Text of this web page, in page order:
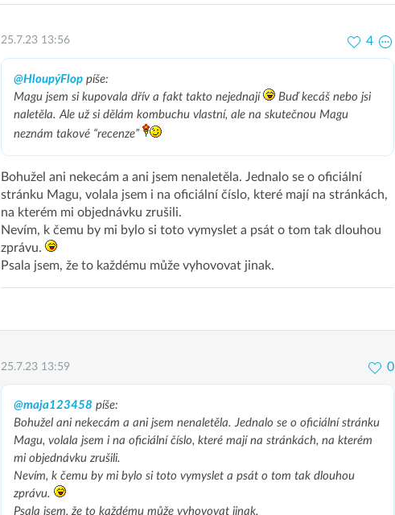
25.7.23 13:56 4
@HloupýFlop píše:
Magu jsem si kupovala dřív a fakt takto nejednají
Buď kecáš nebo jsi
naletěla. Ale už si dělám kombuchu vlastní, ale na skutečnou Magu
neznám takové “recenze”
Bohužel ani nekecám a ani jsem nenaletěla. Jednalo se o oficiální
stránku Magu, volala jsem i na oficiální číslo, které mají na stránkách,
na kterém mi objednávku zrušili.
Nevím, k čemu by mi bylo si toto vymyslet a psát o tom tak dlouhou
zprávu.
Psala jsem, že to každému může vyhovovat jinak.
25.7.23 13:59 0
@maja123458 píše:
Bohužel ani nekecám a ani jsem nenaletěla. Jednalo se o oficiální stránku
Magu, volala jsem i na oficiální číslo, které mají na stránkách, na kterém
mi objednávku zrušili.
Nevím, k čemu by mi bylo si toto vymyslet a psát o tom tak dlouhou
zprávu.
Psala jsem, že to každému může vyhovovat jinak.